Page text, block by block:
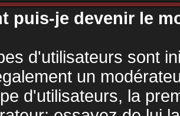
puis-je devenir le
d'utilisateurs sont
un
d'utilisateurs, la